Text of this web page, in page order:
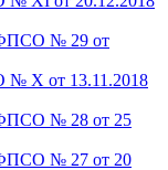
ФПСО № 29 от
№ X от 13.11.2018
ФПСО № 28 от 25
ФПСО № 27 от 20